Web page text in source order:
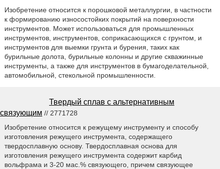
Изобретение относится к порошковой металлургии, в частности
к формированию износостойких покрытий на поверхности
инструментов. Может использоваться для промышленных
инструментов, инструментов, соприкасающихся с грунтом, и
инструментов для выемки грунта и бурения, таких как
бурильные долота, бурильные колонны и другие скважинные
инструменты, а также для инструментов в бумагоделательной,
автомобильной, стекольной промышленности.
Твердый сплав с альтернативным
связующим // 2771728
Изобретение относится к режущему инструменту и способу
изготовления режущего инструмента, содержащего
твердосплавную основу. Твердосплавная основа для
изготовления режущего инструмента содержит карбид
вольфрама и 3-20 мас.% связующего, причем связующее